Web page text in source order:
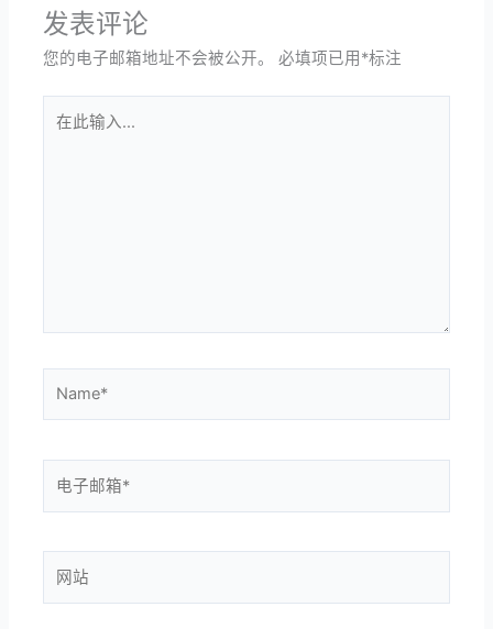
发表评论
您的电子邮箱地址不会被公开。 必填项已用 *标注
此
箱
站